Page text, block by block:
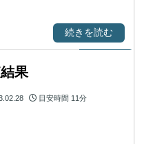
続きを読む
果
目安時間 11分